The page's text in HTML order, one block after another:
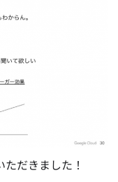
だきました！